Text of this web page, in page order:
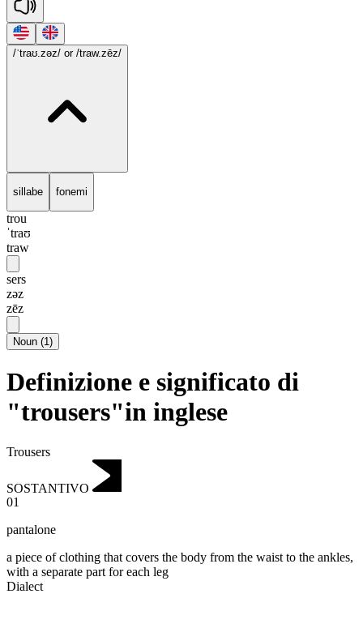
/ˈtraʊ.zəz/ or /traw.zēz/
sillabe fonemi
trou
ˈtraʊ
traw
sers
zəz
zēz
Noun (1)
Definizione e significato di
"trousers"in inglese
Trousers
SOSTANTIVO
01
pantalone
a piece of clothing that covers the body from the waist to the ankles,
with a separate part for each leg
Dialect